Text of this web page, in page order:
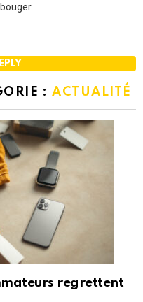
: ACTUALITÉ
regrettent